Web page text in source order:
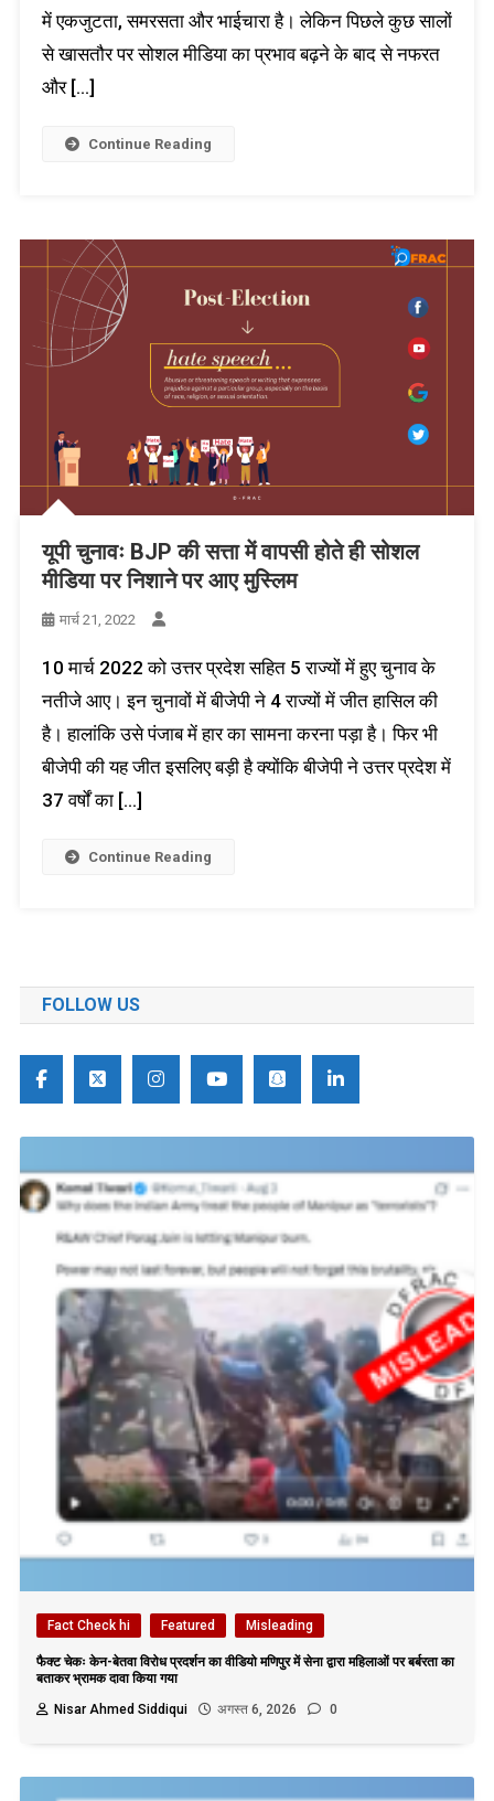
में एकजुटता, समरसता और भाईचारा है। लेकिन पिछले कुछ सालों
से खासतौर पर सोशल मीडिया का प्रभाव बढ़ने के बाद से नफरत
और […]
Continue Reading
यूपी चुनावः BJP की सत्ता में वापसी होते ही सोशल
मीडिया पर निशाने पर आए मुस्लिम
मार्च 21, 2022
10 मार्च 2022 को उत्तर प्रदेश सहित 5 राज्यों में हुए चुनाव के
नतीजे आए। इन चुनावों में बीजेपी ने 4 राज्यों में जीत हासिल की
है। हालांकि उसे पंजाब में हार का सामना करना पड़ा है। फिर भी
बीजेपी की यह जीत इसलिए बड़ी है क्योंकि बीजेपी ने उत्तर प्रदेश में
37 वर्षों का […]
Continue Reading
FOLLOW US
Fact Check hi Featured Misleading
फैक्ट चेकः केन-बेतवा विरोध प्रदर्शन का वीडियो मणिपुर में सेना द्वारा महिलाओं पर बर्बरता का
बताकर भ्रामक दावा किया गया
Nisar Ahmed Siddiqui
अगस्त 6, 2026 0